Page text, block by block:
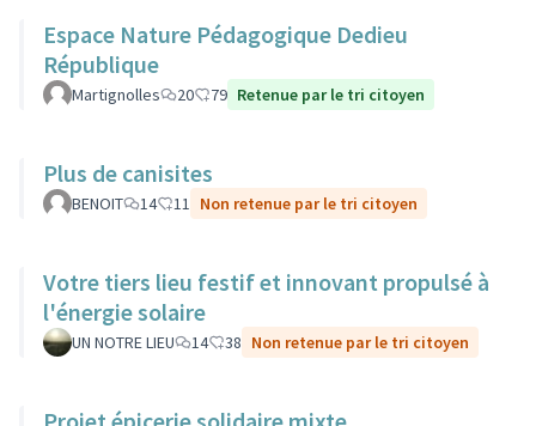
Espace Nature Pédagogique Dedieu
République
Martignolles 20 79 Retenue par le tri citoyen
Plus de canisites
BENOIT 14 11 Non retenue par le tri citoyen
Votre tiers lieu festif et innovant propulsé à
l'énergie solaire
UN NOTRE LIEU 14 38 Non retenue par le tri citoyen